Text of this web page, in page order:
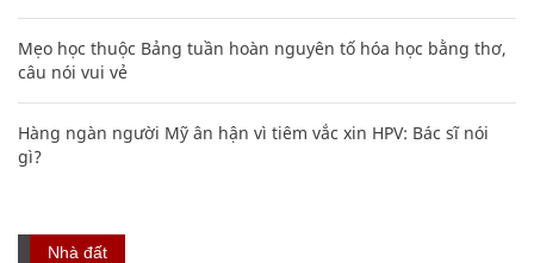
Mẹo học thuộc Bảng tuần hoàn nguyên tố hóa học bằng thơ,
câu nói vui vẻ
Hàng ngàn người Mỹ ân hận vì tiêm vắc xin HPV: Bác sĩ nói
gì?
Nhà đất